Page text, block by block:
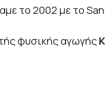
το 2002 με το
φυσικής αγωγής